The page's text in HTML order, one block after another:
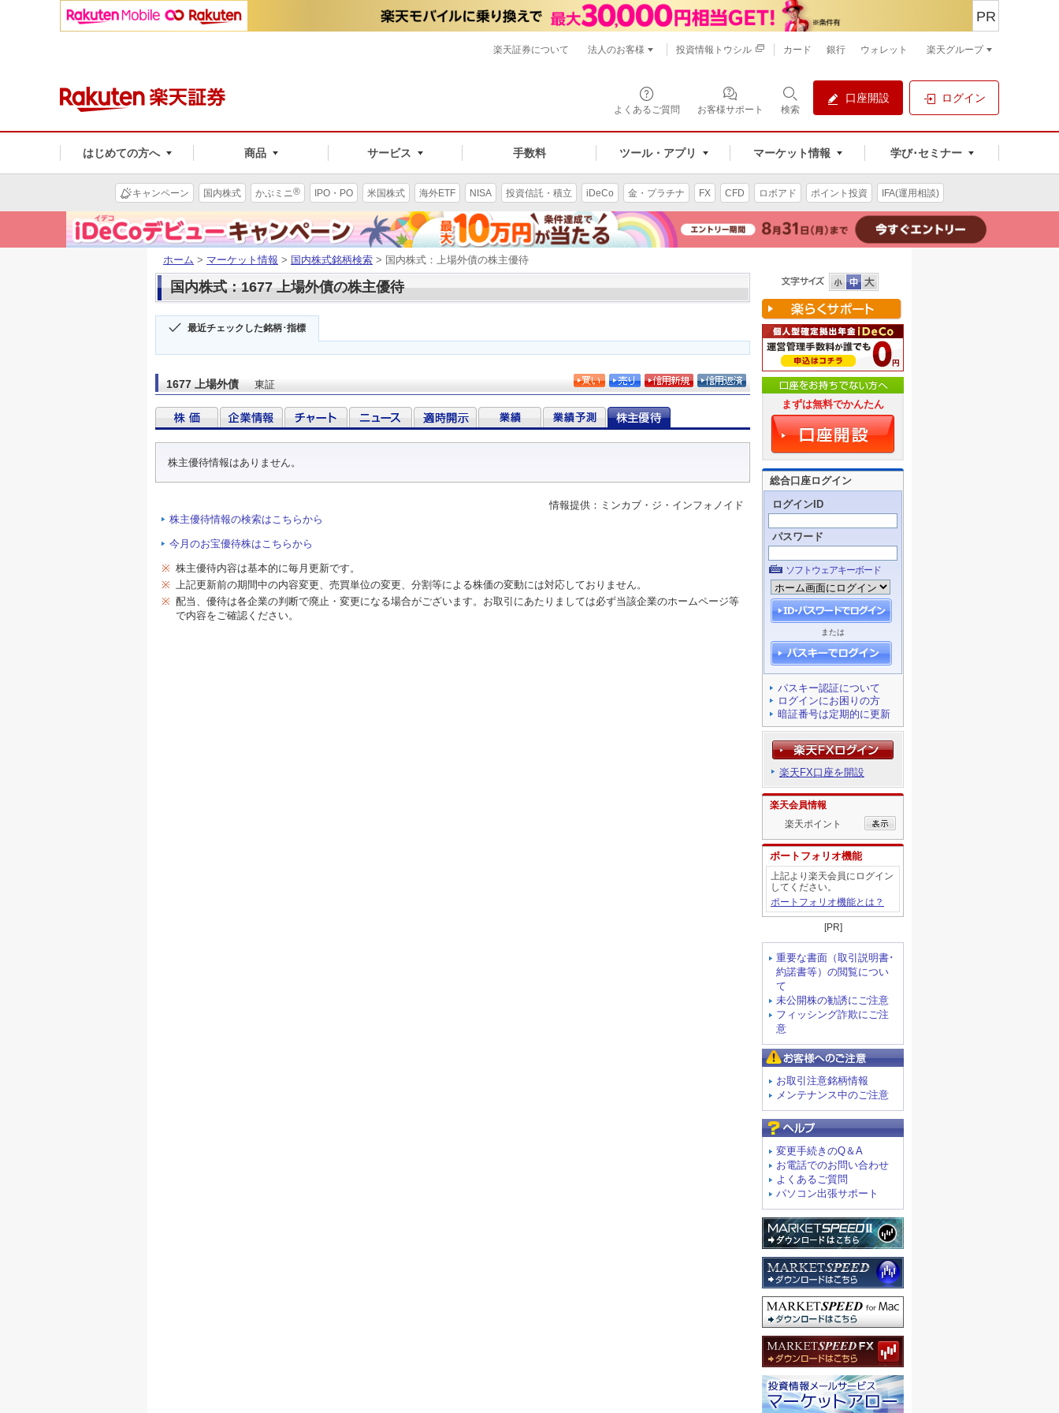
よくあるご質問 お客様サポート 検索
口座開設 ログイン
はじめての方へ 商品 サービス 手数料 ツール・アプリ マーケット情報 学び･セミナー
PR
楽天証券について 法人のお客様 投資情報トウシル カード 銀行 ウォレット 楽天グループ
キャンペーン 国内株式 かぶミニ® IPO・PO 米国株式 海外ETF NISA 投資信託・積立 iDeCo 金・プラチナ FX CFD ロボアド ポイント投資 IFA(運用相談)
ホーム > マーケット情報 > 国内株式銘柄検索 > 国内株式：上場外債の株主優待
国内株式：1677 上場外債の株主優待
最近チェックした銘柄･指標
1677 上場外債 東証
株主優待情報はありません。
情報提供：ミンカブ・ジ・インフォノイド
株主優待情報の検索はこちらから
今月のお宝優待株はこちらから
※ 株主優待内容は基本的に毎月更新です。
※ 上記更新前の期間中の内容変更、売買単位の変更、分割等による株価の変動には対応しておりません。
※ 配当、優待は各企業の判断で廃止・変更になる場合がございます。お取引にあたりましては必ず当該企業のホームページ等
で内容をご確認ください。
まずは無料でかんたん
総合口座ログイン
ログインID
パスワード
ソフトウェアキーボード
または
パスキー認証について
ログインにお困りの方
暗証番号は定期的に更新
楽天FX口座を開設
楽天会員情報
楽天ポイント
ポートフォリオ機能
上記より楽天会員にログイン
してください。
ポートフォリオ機能とは？
[PR]
重要な書面（取引説明書･
約諾書等）の閲覧につい
て
未公開株の勧誘にご注意
フィッシング詐欺にご注
意
お取引注意銘柄情報
メンテナンス中のご注意
変更手続きのQ＆A
お電話でのお問い合わせ
よくあるご質問
パソコン出張サポート